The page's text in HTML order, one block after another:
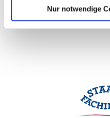
Nur notwendige